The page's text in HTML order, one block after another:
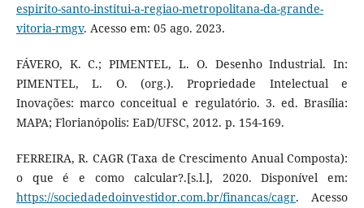
espirito-santo-institui-a-regiao-metropolitana-da-grande-
vitoria-rmgv. Acesso em: 05 ago. 2023.
FÁVERO, K. C.; PIMENTEL, L. O. Desenho Industrial. In:
PIMENTEL, L. O. (org.). Propriedade Intelectual e
Inovações: marco conceitual e regulatório. 3. ed. Brasília:
MAPA; Florianópolis: EaD/UFSC, 2012. p. 154-169.
FERREIRA, R. CAGR (Taxa de Crescimento Anual Composta):
o que é e como calcular?.[s.l.], 2020. Disponível em:
https://sociedadedoinvestidor.com.br/financas/cagr. Acesso